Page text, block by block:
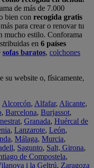
de más de 7.000
bien con recogida gratis
para crear o renovar tu
mucho estilo. Conforama
en 6 países
sofas baratos, colchones
su website o, físicamente,
Alcorcón, Alfafar, Alicante,
, Barcelona, Burjassot,
, Granada, Huércal de
, Lanzarote, León,
, Málaga, Murcia,
, Sagunto, Salt, Girona,
de Compostela,
i la Geltrú, Zaragoza